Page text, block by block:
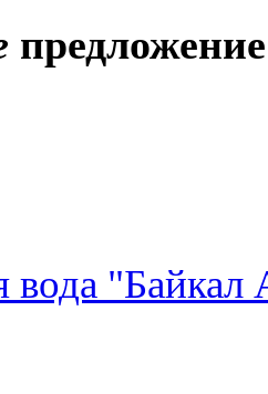
предложение
вода "Байкал